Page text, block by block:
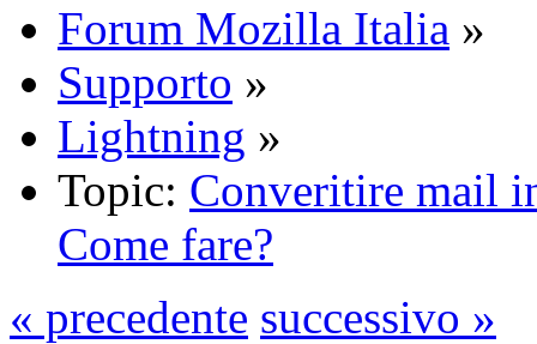
Forum Mozilla Italia »
Supporto »
Lightning »
Topic: Converitire mail
Come fare?
« precedente successivo »